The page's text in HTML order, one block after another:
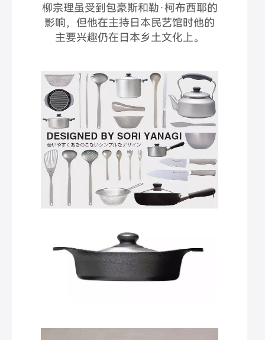
柳宗理虽受到包豪斯和勒·柯布西耶的
影响，但他在主持日本民艺馆时他的
主要兴趣仍在日本乡土文化上。